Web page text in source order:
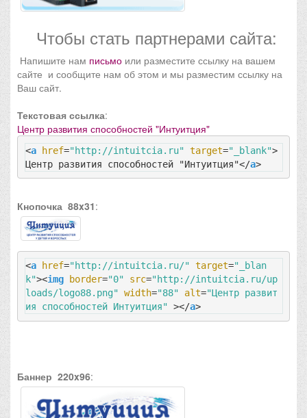
Чтобы стать партнерами сайта:
Напишите нам письмо или разместите ссылку на вашем
сайте и сообщите нам об этом и мы разместим ссылку на
Ваш сайт.
Текстовая ссылка:
Центр развития способностей "Интуитция"
<a href="http://intuitcia.ru" target="_blank">
Центр развития способностей "Интуитция"</a>
Кнопочка 88x31:
<a href="http://intuitcia.ru/" target="_blan
k"><img border="0" src="http://intuitcia.ru/up
loads/logo88.png" width="88" alt="Центр развит
ия способностей Интуитция" ></a>
Баннер 220x96: